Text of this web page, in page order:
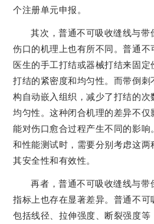
个注册单元申报。
其次，普通不可吸收缝线与带
伤口的机理上也有所不同。普通
医生的手工打结或器械打结来固
打结的紧密度和均匀性。而带倒
构自动嵌入组织，减少了打结的
均匀性。这种闭合机理的差异不
能对伤口愈合过程产生不同的影
和性能测试时，需要分别考虑这
其安全性和有效性。
再者，普通不可吸收缝线与
指标上也存在显著差异。普通不
包括线径、拉伸强度、断裂强度